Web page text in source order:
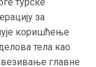
за
коришћење
тела као
главне